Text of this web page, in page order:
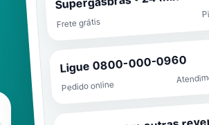
Frete grátis
Ligue 0800-000-0960
Pedido online